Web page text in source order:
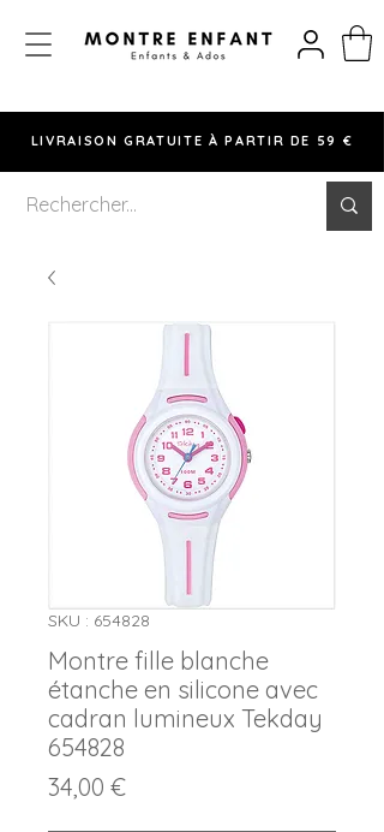
LIVRAISON GRATUITE À PARTIR DE 59 €
SKU : 654828
Montre fille blanche
étanche en silicone avec
cadran lumineux Tekday
654828
34,00 €Prix